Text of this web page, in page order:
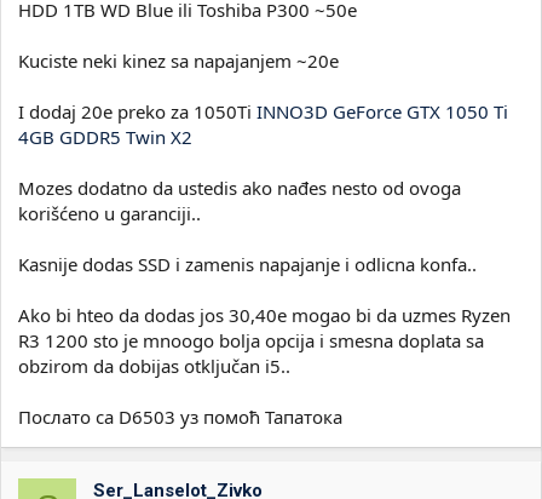
HDD 1TB WD Blue ili Toshiba P300 ~50e
Kuciste neki kinez sa napajanjem ~20e
I dodaj 20e preko za 1050Ti INNO3D GeForce GTX 1050 Ti
4GB GDDR5 Twin X2
Mozes dodatno da ustedis ako nađes nesto od ovoga
korišćeno u garanciji..
Kasnije dodas SSD i zamenis napajanje i odlicna konfa..
Ako bi hteo da dodas jos 30,40e mogao bi da uzmes Ryzen
R3 1200 sto je mnoogo bolja opcija i smesna doplata sa
obzirom da dobijas otključan i5..
Послато са D6503 уз помоћ Тапатока
Ser_Lanselot_Zivko